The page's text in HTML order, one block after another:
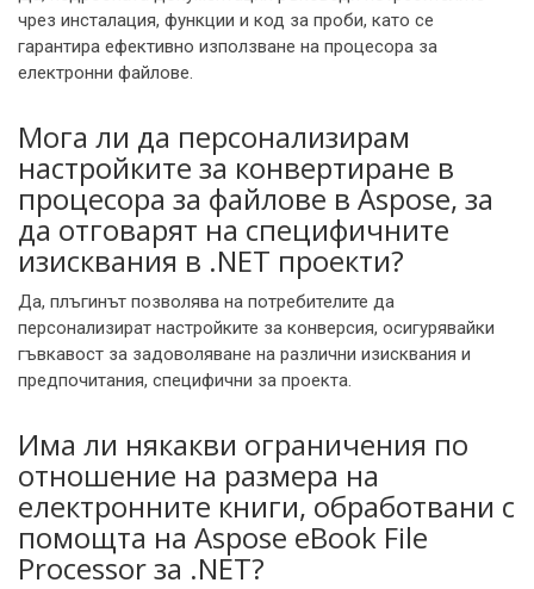
чрез инсталация, функции и код за проби, като се
гарантира ефективно използване на процесора за
електронни файлове.
Мога ли да персонализирам
настройките за конвертиране в
процесора за файлове в Aspose, за
да отговарят на специфичните
изисквания в .NET проекти?
Да, плъгинът позволява на потребителите да
персонализират настройките за конверсия, осигурявайки
гъвкавост за задоволяване на различни изисквания и
предпочитания, специфични за проекта.
Има ли някакви ограничения по
отношение на размера на
електронните книги, обработвани с
помощта на Aspose eBook File
Processor за .NET?